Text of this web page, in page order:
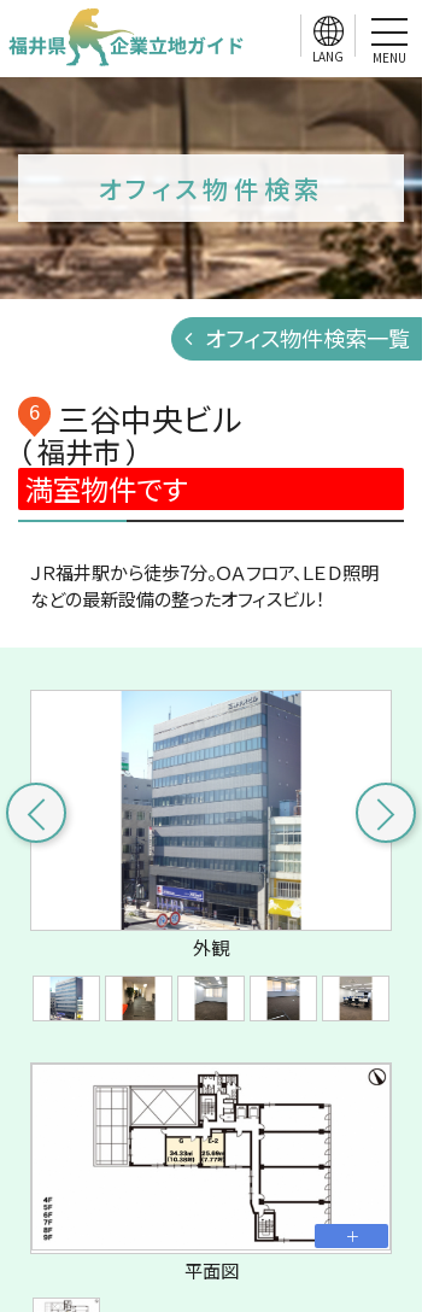
MENU
オフィス物件検索
オフィス物件検索一覧
6 三谷中央ビル
（ 福井市 ）
満室物件です
ＪＲ福井駅から徒歩7分。ＯＡフロア、ＬＥＤ照明
などの最新設備の整ったオフィスビル！
外観
平面図